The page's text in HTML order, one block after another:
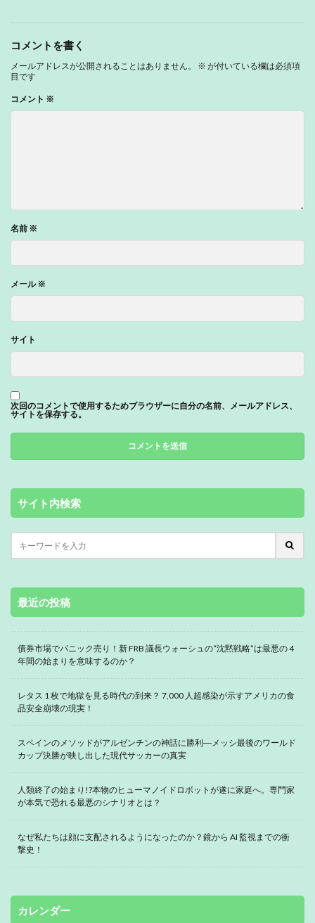
コメントを書く
メールアドレスが公開されることはありません。 ※ が付いている欄は必須項
目です
コメント ※
名前 ※
メール※
サイト
次回のコメントで使用するためブラウザーに自分の名前、メールアドレス、
サイトを保存する。
サイト内検索
最近の投稿
債券市場でパニック売り！新 FRB 議長ウォーシュの“沈黙戦略”は最悪の 4
年間の始まりを意味するのか？
レタス 1 枚で地獄を見る時代の到来？ 7,000 人超感染が示すアメリカの食
品安全崩壊の現実！
スペインのメソッドがアルゼンチンの神話に勝利―メッシ最後のワールド
カップ決勝が映し出した現代サッカーの真実
人類終了の始まり!?本物のヒューマノイドロボットが遂に家庭へ。専門家
が本気で恐れる最悪のシナリオとは？
なぜ私たちは顔に支配されるようになったのか？鏡から AI 監視までの衝
撃史！
カレンダー